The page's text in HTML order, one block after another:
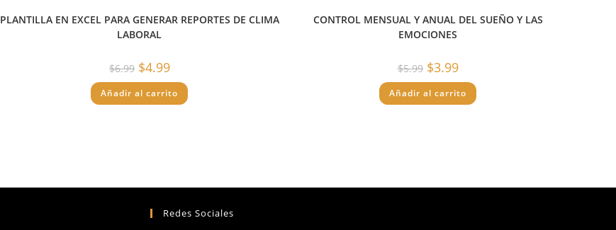
PLANTILLA EN EXCEL PARA GENERAR REPORTES DE CLIMA
LABORAL
$6.99 El
precio
original
era:
$6.99.
$4.99El
precio
actual
es:
$4.99.
Añadir al carrito
CONTROL MENSUAL Y ANUAL DEL SUEÑO Y LAS
EMOCIONES
$5.99 El
precio
original
era:
$5.99.
$3.99El
precio
actual
es:
$3.99.
Añadir al carrito
Redes Sociales